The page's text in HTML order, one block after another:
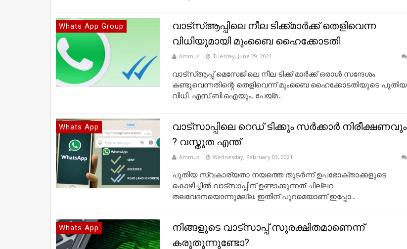
Whats App Group
വാട്സ്‌ആപ്പിലെ നീല ടിക്ക്മാര്‍ക്ക് തെളിവെന്ന
വിധിയുമായി മുംബൈ ഹൈക്കോടതി
Ammus Tuesday, June 29, 2021
വാട്സ്‌ആപ്പ് മെസേജിലെ നീല ടിക്ക് മാര്‍ക്ക് ഒരാള്‍ സന്ദേശം
കണ്ടുവെന്നതിന്റെ തെളിവെന്ന് മുംബൈ ഹൈക്കോടതിയുടെ പുതിയ
വിധി. എസ്.ബി.ഐയും, പേയ്‌മ...
Whats App
വാട്സാപ്പിലെ റെഡ് ടിക്കും സര്‍ക്കാര്‍ നിരീക്ഷണവും
? വസ്തുത എന്ത്
Ammus Wednesday, February 03, 2021
പുതിയ സ്വകാര്യതാ നയത്തെ തുടര്‍ന്ന് ഉപഭോക്താക്കളുടെ
കൊഴിച്ചില്‍ വാട്സാപ്പിന് ഉണ്ടാക്കുന്നത് ചില്ലറ
തലവേദനയൊന്നുമല്ല. ഇതിന് പുറമെയാണ് ഇപ്പോ...
Whats App
നിങ്ങളുടെ വാട്സാപ്പ് സുരക്ഷിതമാണെന്ന്
കരുതുന്നുണ്ടോ?